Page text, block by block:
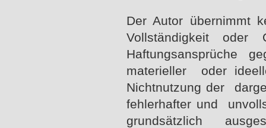
Der Autor übernimmt
Vollständigkeit oder
Haftungsansprüche
materieller oder
Nichtnutzung der
fehlerhafter und
grundsätzlich